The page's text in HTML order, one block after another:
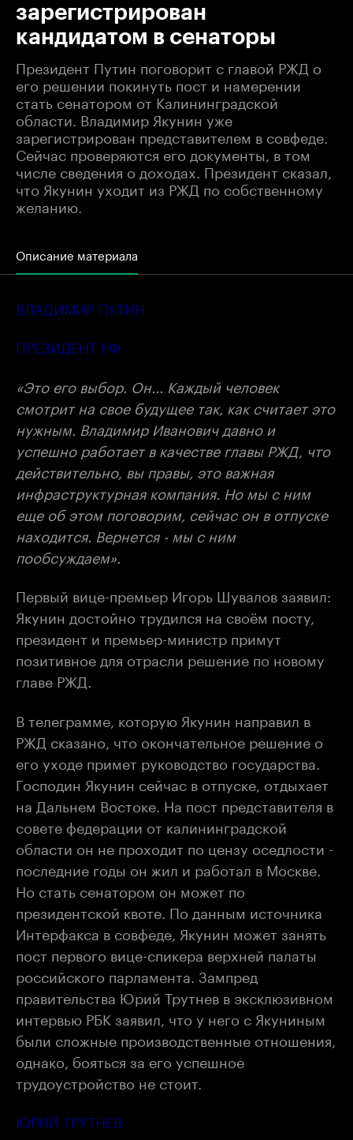
зарегистрирован
кандидатом в сенаторы
Президент Путин поговорит с главой РЖД о
его решении покинуть пост и намерении
стать сенатором от Калининградской
области. Владимир Якунин уже
зарегистрирован представителем в совфеде.
Сейчас проверяются его документы, в том
числе сведения о доходах. Президент сказал,
что Якунин уходит из РЖД по собственному
желанию.
Описание материала
ВЛАДИМИР ПУТИН
ПРЕЗИДЕНТ РФ
«Это его выбор. Он... Каждый человек
смотрит на свое будущее так, как считает это
нужным. Владимир Иванович давно и
успешно работает в качестве главы РЖД, что
действительно, вы правы, это важная
инфраструктурная компания. Но мы с ним
еще об этом поговорим, сейчас он в отпуске
находится. Вернется - мы с ним
пообсуждаем».
Первый вице-премьер Игорь Шувалов заявил:
Якунин достойно трудился на своём посту,
президент и премьер-министр примут
позитивное для отрасли решение по новому
главе РЖД.
В телеграмме, которую Якунин направил в
РЖД сказано, что окончательное решение о
его уходе примет руководство государства.
Господин Якунин сейчас в отпуске, отдыхает
на Дальнем Востоке. На пост представителя в
совете федерации от калининградской
области он не проходит по цензу оседлости -
последние годы он жил и работал в Москве.
Но стать сенатором он может по
президентской квоте. По данным источника
Интерфакса в совфеде, Якунин может занять
пост первого вице-спикера верхней палаты
российского парламента. Зампред
правительства Юрий Трутнев в эксклюзивном
интервью РБК заявил, что у него с Якуниным
были сложные производственные отношения,
однако, бояться за его успешное
трудоустройство не стоит.
ЮРИЙ ТРУТНЕВ